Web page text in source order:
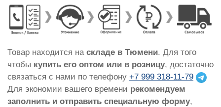
Товар находится на складе в Тюмени. Для того
чтобы купить его оптом или в розницу, достаточно
связаться с нами по телефону +7 999 318-11-79
Для экономии вашего времени рекомендуем
заполнить и отправить специальную форму,